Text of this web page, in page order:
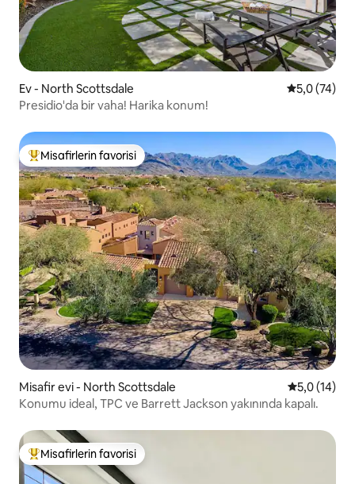
Ev - North Scottsdale 5 üzerinden
5,0 (74)
Presidio'da bir vaha! Harika konum!
Misafirlerin favorilerinden en beğenilenler arasında
Misafirlerin favorisi
Misafir evi - North Scottsdale 55,0 (14)
Konumu ideal, TPC ve Barrett Jackson yakınında kapalı.
Misafirlerin favorilerinden en beğenilenler arasında
Misafirlerin favorisi